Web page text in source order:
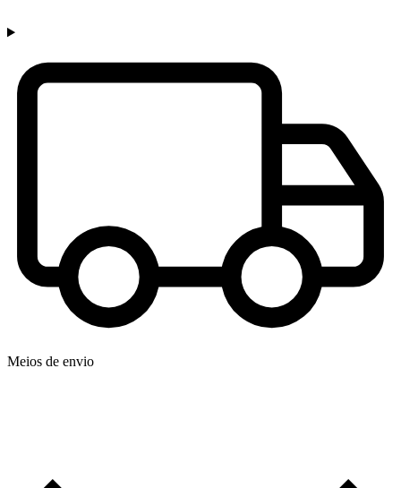
Meios de envio